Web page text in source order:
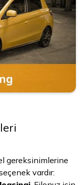
gereksinimlerine
vardır: